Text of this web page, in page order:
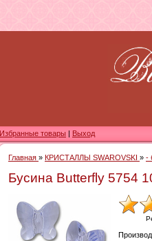
Избранные товары Выход
Главная » КРИСТАЛЛЫ SWAROVSKI » -
Бусина Butterfly 5754